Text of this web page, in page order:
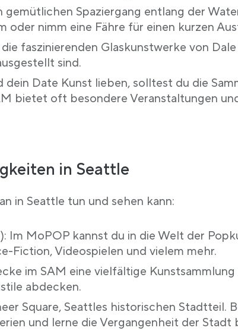
gemütlichen Spaziergang entlang der
oder nimm eine Fähre für einen kurzen
faszinierenden Glaskunstwerke von
sind.
Date Kunst lieben, solltest du die
bietet oft besondere Veranstaltungen
in Seattle
in Seattle tun und sehen kann:
Im MoPOP kannst du in die Welt der
Fiction, Videospielen und vielem mehr.
im SAM eine vielfältige
abdecken.
Square, Seattles historischen Stadtteil.
und lerne die Vergangenheit der